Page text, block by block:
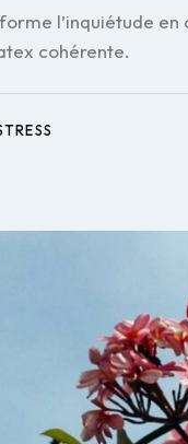
l’inquiétude
cohérente.